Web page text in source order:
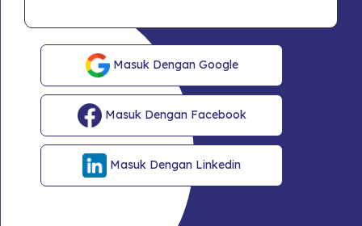
Masuk Dengan Google
Masuk Dengan Facebook
Masuk Dengan Linkedin